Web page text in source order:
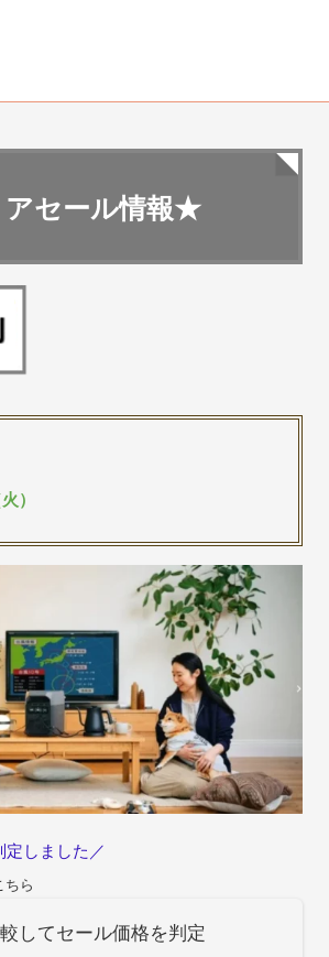
セール情報★
）
しました／
ら
してセール価格を判定